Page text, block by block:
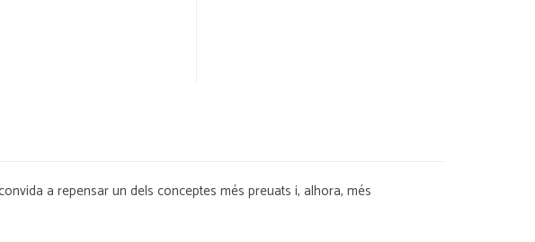
a repensar un dels conceptes més preuats i, alhora, més